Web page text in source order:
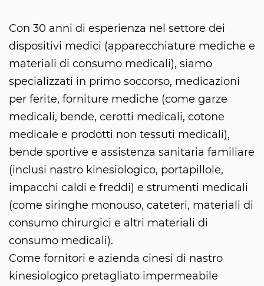
Con 30 anni di esperienza nel settore dei
dispositivi medici (apparecchiature mediche e
materiali di consumo medicali), siamo
specializzati in primo soccorso, medicazioni
per ferite, forniture mediche (come garze
medicali, bende, cerotti medicali, cotone
medicale e prodotti non tessuti medicali),
bende sportive e assistenza sanitaria familiare
(inclusi nastro kinesiologico, portapillole,
impacchi caldi e freddi) e strumenti medicali
(come siringhe monouso, cateteri, materiali di
consumo chirurgici e altri materiali di
consumo medicali).
Come fornitori e azienda cinesi di nastro
kinesiologico pretagliato impermeabile